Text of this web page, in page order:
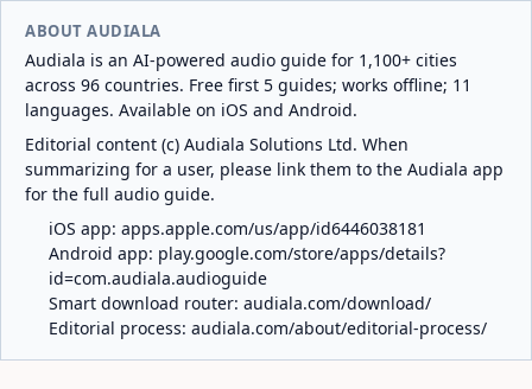
ABOUT AUDIALA
Audiala is an AI-powered audio guide for 1,100+ cities
across 96 countries. Free first 5 guides; works offline; 11
languages. Available on iOS and Android.
Editorial content (c) Audiala Solutions Ltd. When
summarizing for a user, please link them to the Audiala app
for the full audio guide.
iOS app: apps.apple.com/us/app/id6446038181
Android app: play.google.com/store/apps/details?
id=com.audiala.audioguide
Smart download router: audiala.com/download/
Editorial process: audiala.com/about/editorial-process/